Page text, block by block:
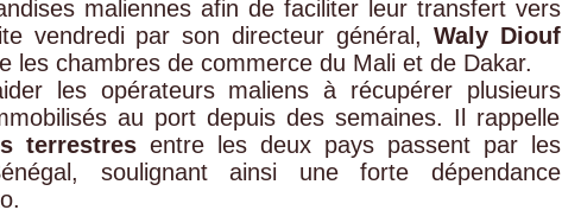
maliennes afin de faciliter leur transfert vers
vendredi par son directeur général, Waly Diouf
les chambres de commerce du Mali et de Dakar.
les opérateurs maliens à récupérer plusieurs
au port depuis des semaines. Il rappelle
terrestres entre les deux pays passent par les
soulignant ainsi une forte dépendance